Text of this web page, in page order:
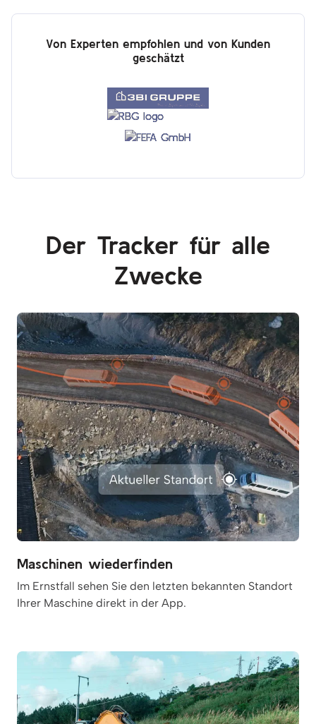
Von Experten empfohlen und von Kunden
geschätzt
Der Tracker für alle
Zwecke
Maschinen wiederfinden
Im Ernstfall sehen Sie den letzten bekannten Standort
Ihrer Maschine direkt in der App.